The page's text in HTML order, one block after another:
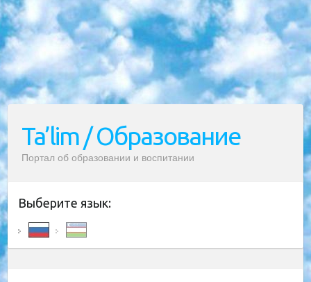
Ta’lim / Образование
Портал об образовании и воспитании
Выберите язык: